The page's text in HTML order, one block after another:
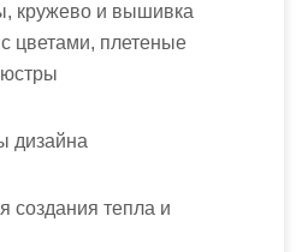
кружево и вышивка
цветами, плетеные
дизайна
создания тепла и